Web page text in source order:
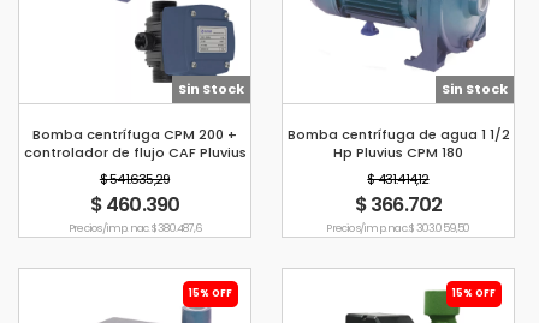
Sin Stock
Bomba centrífuga CPM 200 +
controlador de flujo CAF Pluvius
$ 541.635,29
$ 460.390
Precio s/imp. nac. $ 380.487,6
Sin Stock
Bomba centrífuga de agua 1 1/2
Hp Pluvius CPM 180
$ 431.414,12
$ 366.702
Precio s/imp. nac. $ 303.059,50
15% OFF 15% OFF